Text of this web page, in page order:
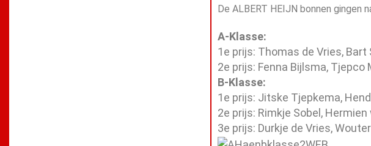
De ALBERT HEIJN bonnen gingen
A-Klasse:
1e prijs: Thomas de Vries, Bart
2e prijs: Fenna Bijlsma, Tjepco
B-Klasse:
1e prijs: Jitske Tjepkema,
2e prijs: Rimkje Sobel,
3e prijs: Durkje de Vries,